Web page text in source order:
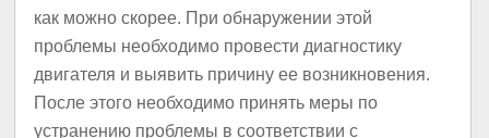
как можно скорее. При обнаружении этой
проблемы необходимо провести диагностику
двигателя и выявить причину ее возникновения.
После этого необходимо принять меры по
устранению проблемы в соответствии с